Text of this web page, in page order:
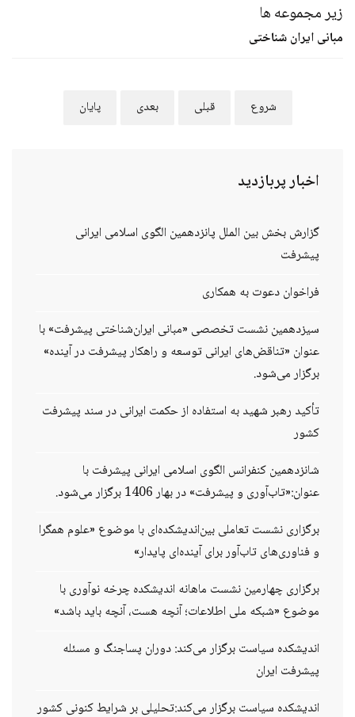
زیر مجموعه ها
مبانی ایران شناختی
شروع قبلی بعدی پایان
اخبارپربازدید
گزارش بخش بین الملل پانزدهمین الگوی اسلامی ایرانی
پیشرفت
فراخوان دعوت به همکاری
سیزدهمین نشست تخصصی «مبانی ایران‌شناختی پیشرفت» با
عنوان «تناقض‌های ایرانی توسعه و راهکار پیشرفت در آینده»
برگزار می‌شود.
تأکید رهبر شهید به استفاده از حکمت ایرانی در سند پیشرفت
کشور
شانزدهمین کنفرانس الگوی اسلامی ایرانی پیشرفت با
عنوان:«تاب‌آوری و پیشرفت» در بهار 1406 برگزار می‌شود.
برگزاری نشست تعاملی بین‌اندیشکده‌ای با موضوع «علوم همگرا
و فناوری‌های تاب‌آور برای آینده‌ای پایدار»
برگزاری چهارمین نشست ماهانه اندیشکده چرخه نوآوری با
موضوع «شبکه ملی اطلاعات؛ آنچه هست، آنچه باید باشد»
اندیشکده سیاست برگزار می‌کند: دوران پساجنگ و مسئله
پیشرفت ایران
اندیشکده سیاست برگزار می‌کند:تحلیلی بر شرایط کنونی کشور